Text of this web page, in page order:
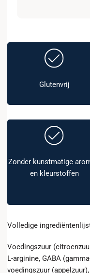
Glutenvrij
Zonder kunstmatige
en kleurstoffen
Volledige
Voedingszuur
L-arginine, GABA
voedingszuur